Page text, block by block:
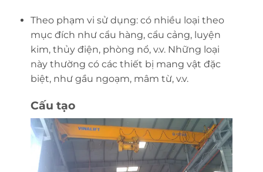
Theo phạm vi sử dụng: có nhiều loại theo
mục đích như cẩu hàng, cẩu cảng, luyện
kim, thủy điện, phòng nổ, v.v. Những loại
này thường có các thiết bị mang vật đặc
biệt, như gầu ngoạm, mâm từ, v.v.
Cấu tạo